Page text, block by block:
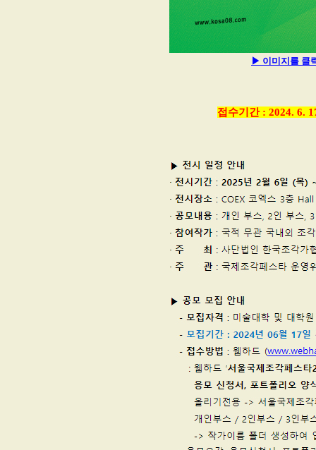
▶ 이미지를 클
접수기간 : 2024. 6.